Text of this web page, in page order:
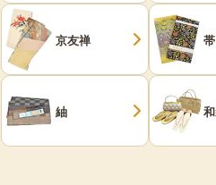
京友禅 帯
紬